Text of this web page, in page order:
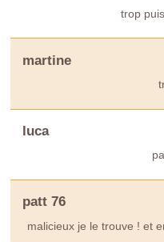
trop
martine
luca
patt 76
malicieux je le trouve ! et